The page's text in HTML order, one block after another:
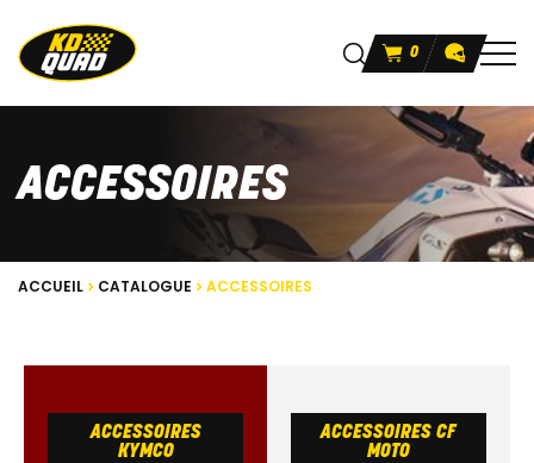
0
ACCESSOIRES
ACCUEIL CATALOGUE ACCESSOIRES
ACCESSOIRES
KYMCO
ACCESSOIRES CF
MOTO